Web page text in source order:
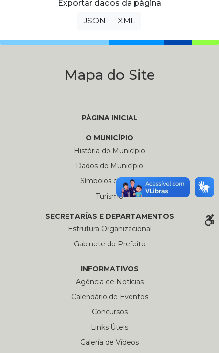
Exportar dados da página
JSON
XML
Mapa do Site
PÁGINA INICIAL
O MUNICÍPIO
História do Município
Dados do Município
Símbolos e Hinos
Turismo
SECRETARÍAS E DEPARTAMENTOS
Estrutura Organizacional
Gabinete do Prefeito
INFORMATIVOS
Agência de Notícias
Calendário de Eventos
Concursos
Links Úteis
Galería de Vídeos